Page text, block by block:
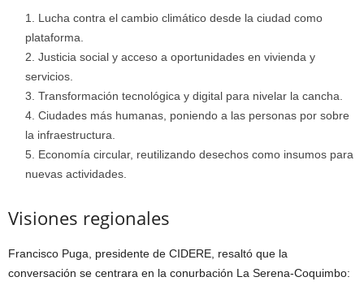
Lucha contra el cambio climático desde la ciudad como
plataforma.
Justicia social y acceso a oportunidades en vivienda y
servicios.
Transformación tecnológica y digital para nivelar la cancha.
Ciudades más humanas, poniendo a las personas por sobre
la infraestructura.
Economía circular, reutilizando desechos como insumos para
nuevas actividades.
Visiones regionales
Francisco Puga, presidente de CIDERE, resaltó que la
conversación se centrara en la conurbación La Serena-Coquimbo: